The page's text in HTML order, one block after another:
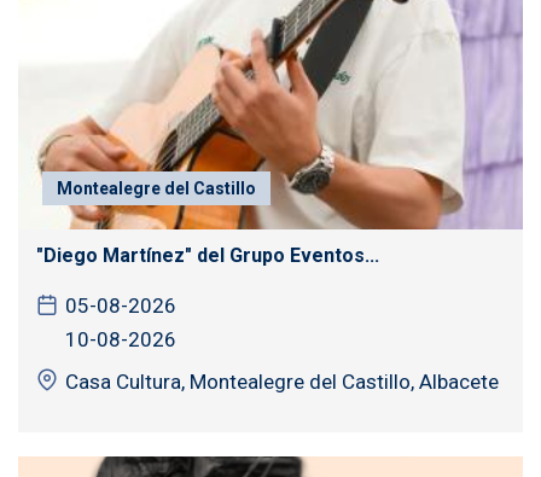
Montealegre del Castillo
"Diego Martínez" del Grupo Eventos...
05-08-2026
10-08-2026
Casa Cultura, Montealegre del Castillo, Albacete